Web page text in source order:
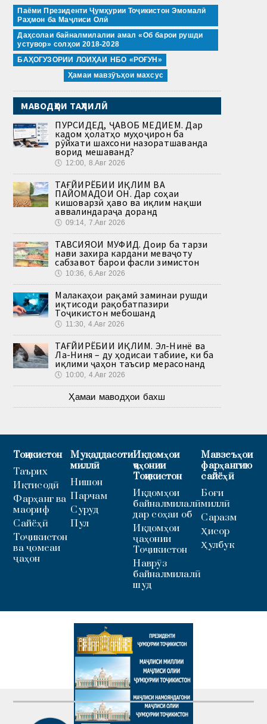
Паёми Президенти Ҷумҳурии Тоҷикистон Эмомалӣ
Раҳмон ба Маҷлиси Олӣ
Даҳсолаи байналмилалии амал «Об барои рушди
устувор» солҳои 2018-2028
БАҲОГУЗОРИИ ЛОИҲАИ НБО «РОҒУН»
Ҳамаи мавзӯъҳои махсус
МАВОДҲОИ ТАҲЛИЛӢ
ПУРСИДЕД, ҶАВОБ МЕДИҲЕМ. Дар
кадом ҳолатҳо муҳоҷирон ба
рӯйхати шахсони назоратшаванда
ворид мешаванд?
🕔 12:00, 8.Авг 2026
ТАҒЙИРЁБИИ ИҚЛИМ ВА
ПАЙОМАДҲОИ ОН. Дар соҳаи
кишоварзӣ ҳаво ва иқлим нақши
аввалиндараҷа доранд
🕔 09:14, 7.Авг 2026
ТАВСИЯҲОИ МУФИД. Доир ба тарзи
нави захира кардани меваҷоту
сабзавот барои фасли зимистон
🕔 10:36, 6.Авг 2026
Малакаҳои рақамӣ заминаи рушди
иқтисоди рақобатпазири
Тоҷикистон мебошанд
🕔 11:30, 4.Авг 2026
ТАҒЙИРЁБИИ ИҚЛИМ. Эл-Нинё ва
Ла-Ниня – ду ҳодисаи табиие, ки ба
иқлими ҷаҳон таъсир мерасонанд
🕔 10:00, 4.Авг 2026
Ҳамаи маводҳои бахш
Тоҷикистон
Таърих
Иқтисодӣ
Фарҳанг ва
маориф
Сайёҳӣ
Тоҷикистон
ва ҷомеаи
ҷаҳон
Муқаддасоти
миллӣ
Нишон
Парчам
Суруд
Пул
Иқдомҳои
ҷаҳонии
Тоҷикистон
Иқдомҳои
байналмилалӣ
дар соҳаи об
Иқдомҳои
ҷаҳонии
Тоҷикистон
Наврӯз
байналмилалӣ
шуд
Мавзеъҳои
фарҳангию
сайёҳӣ
Боғи
миллӣ
Саразм
Ҳисор
Ҳулбук